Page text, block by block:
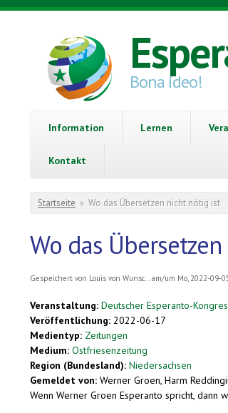
Direkt zum Inhalt
Bona ideo!
Information Lernen
Kontakt
Sie sind hier
Startseite » Wo das Übersetzen nicht nötig ist
Wo das
Gespeichert von Louis von Wunsc...am/um Mo, 2022-09-
Veranstaltung: Deutscher Esperanto-
Veröffentlichung: 2022-06-17
Medientyp: Zeitungen
Medium: Ostfriesenzeitung
Region (Bundesland): Niedersachsen
Gemeldet von: Werner Groen, Harm
Wenn Werner Groen Esperanto spricht, dann